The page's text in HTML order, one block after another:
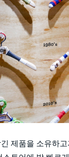
제품을 소유하